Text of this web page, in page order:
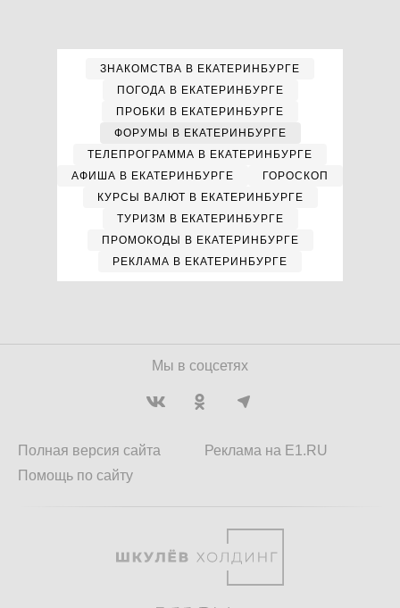
ЗНАКОМСТВА В ЕКАТЕРИНБУРГЕ
ПОГОДА В ЕКАТЕРИНБУРГЕ
ПРОБКИ В ЕКАТЕРИНБУРГЕ
ФОРУМЫ В ЕКАТЕРИНБУРГЕ
ТЕЛЕПРОГРАММА В ЕКАТЕРИНБУРГЕ
АФИША В ЕКАТЕРИНБУРГЕ
ГОРОСКОП
КУРСЫ ВАЛЮТ В ЕКАТЕРИНБУРГЕ
ТУРИЗМ В ЕКАТЕРИНБУРГЕ
ПРОМОКОДЫ В ЕКАТЕРИНБУРГЕ
РЕКЛАМА В ЕКАТЕРИНБУРГЕ
Мы в соцсетях
Полная версия сайта
Помощь по сайту
Реклама на E1.RU